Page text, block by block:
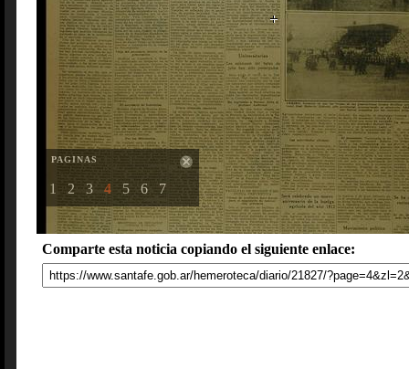
PAGINAS
1 2 3 4 5 6 7
Comparte esta noticia copiando el siguiente enlace: